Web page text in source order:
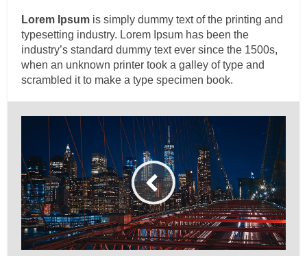
Lorem Ipsum is simply dummy text of the printing and
typesetting industry. Lorem Ipsum has been the
industry’s standard dummy text ever since the 1500s,
when an unknown printer took a galley of type and
scrambled it to make a type specimen book.